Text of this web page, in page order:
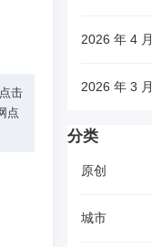
击
点
2026 年 4 月
2026 年 3 月
分类
原创
城市